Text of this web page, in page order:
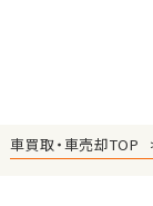
車買取・車売却TOP